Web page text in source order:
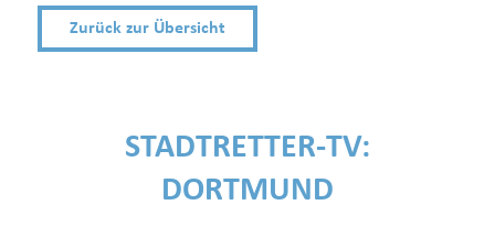
Zurück zur Übersicht
STADTRETTER-TV:
DORTMUND